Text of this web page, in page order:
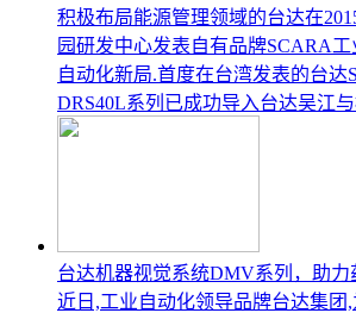
积极布局能源管理领域的台达在
园研发中心发表自有品牌SCARA
自动化新局.首度在台湾发表的台达
DRS40L系列已成功导入台达吴江
台达机器视觉系统DMV系列，助
近日,工业自动化领导品牌台达集团